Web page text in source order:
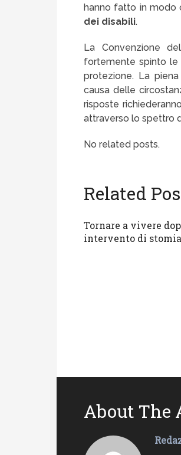
hanno fatto in modo
dei disabili.
La Convenzione
fortemente spinto le
protezione. La
causa delle
risposte
attraverso lo spettro
No related posts.
Related
Tornare a vivere
intervento di stomia
About The